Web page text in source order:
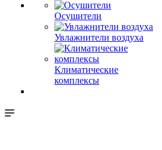
Осушители
Увлажнители воздуха
Климатические
комплексы